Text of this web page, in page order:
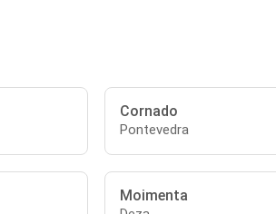
Cornado
Pontevedra
Moimenta